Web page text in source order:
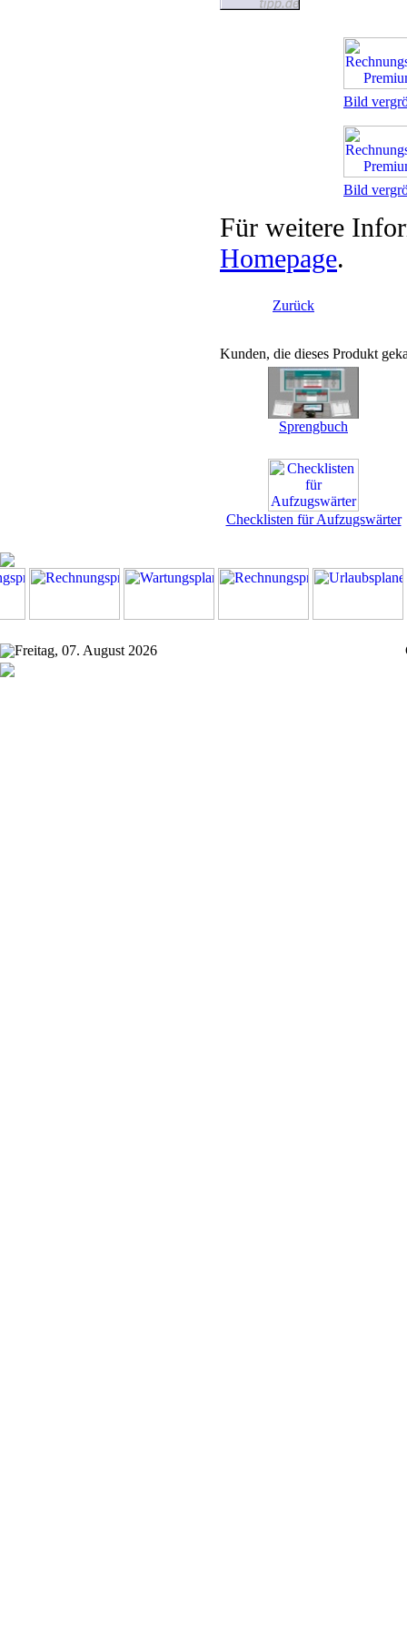
Bild
Bild
Für weitere
Homepage.
Zurück
Kunden, die dieses Produkt
Sprengbuch
Checklisten für Aufzugswärter
Freitag, 07. August 2026